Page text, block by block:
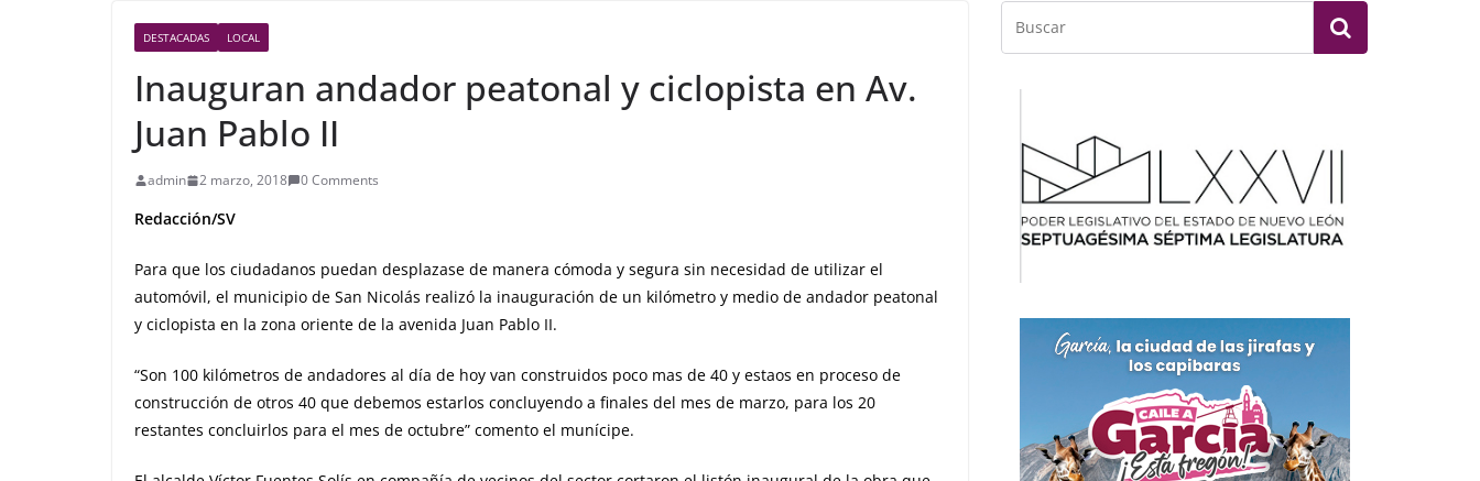
DESTACADAS LOCAL
Inauguran andador peatonal y ciclopista en Av.
Juan Pablo II
admin 2 marzo, 2018 0 Comments
Redacción/SV
Para que los ciudadanos puedan desplazase de manera cómoda y segura sin necesidad de utilizar el
automóvil, el municipio de San Nicolás realizó la inauguración de un kilómetro y medio de andador peatonal
y ciclopista en la zona oriente de la avenida Juan Pablo II.
“Son 100 kilómetros de andadores al día de hoy van construidos poco mas de 40 y estaos en proceso de
construcción de otros 40 que debemos estarlos concluyendo a finales del mes de marzo, para los 20
restantes concluirlos para el mes de octubre” comento el munícipe.